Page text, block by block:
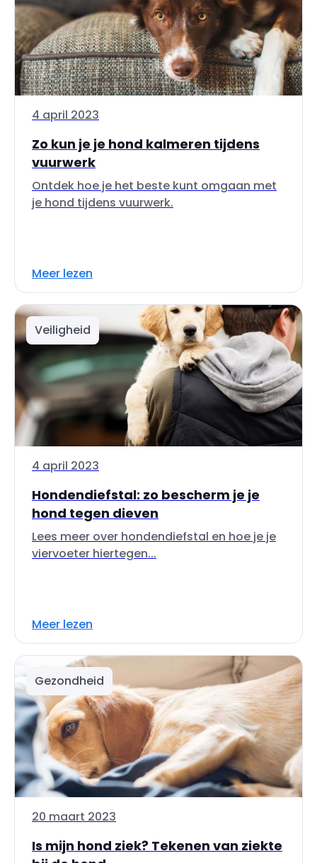
4 april 2023
Zo kun je je hond kalmeren tijdens
vuurwerk
Ontdek hoe je het beste kunt omgaan met
je hond tijdens vuurwerk.
Meer lezen
Veiligheid
4 april 2023
Hondendiefstal: zo bescherm je je
hond tegen dieven
Lees meer over hondendiefstal en hoe je je
viervoeter hiertegen...
Meer lezen
Gezondheid
20 maart 2023
Is mijn hond ziek? Tekenen van ziekte